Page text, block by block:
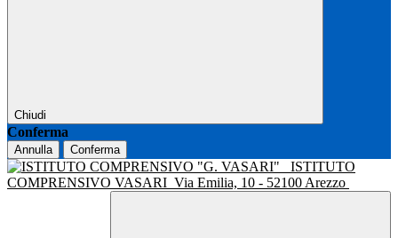
Chiudi
Conferma
Annulla Conferma
ISTITUTO
COMPRENSIVO VASARI Via Emilia, 10 - 52100 Arezzo